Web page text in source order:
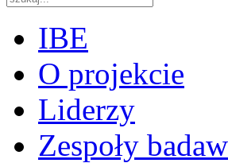
IBE
O projekcie
Liderzy
Zespoły